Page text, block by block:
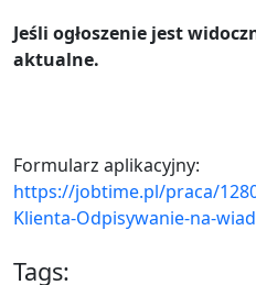
Jeśli ogłoszenie jest
aktualne.
Formularz aplikacyjny:
https://jobtime.pl/praca/
Klienta-Odpisywanie-na-
Tags: